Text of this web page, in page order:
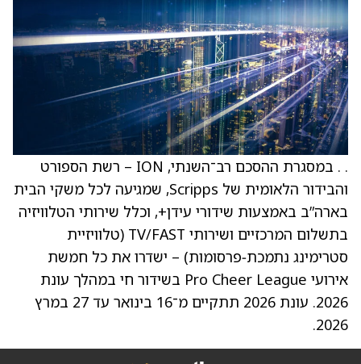
. . במסגרת ההסכם רב־השנתי, ION – רשת הספורט
והבידור הלאומית של Scripps, שמגיעה לכל משקי הבית
בארה”ב באמצעות שידורי עידן+, וכלל שירותי הטלוויזיה
בתשלום המרכזיים ושירותי TV/FAST (טלוויזיית
סטרימינג נתמכת‑פרסומות) – ישדרו את כל חמשת
אירועי Pro Cheer League בשידור חי במהלך עונת
2026. עונת 2026 תתקיים מ־16 בינואר עד 27 במרץ
2026.